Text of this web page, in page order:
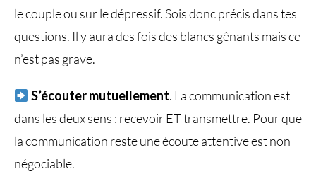
le couple ou sur le dépressif. Sois donc précis dans tes
questions. Il y aura des fois des blancs gênants mais ce
n’est pas grave.
S’écouter mutuellement. La communication est
dans les deux sens : recevoir ET transmettre. Pour que
la communication reste une écoute attentive est non
négociable.